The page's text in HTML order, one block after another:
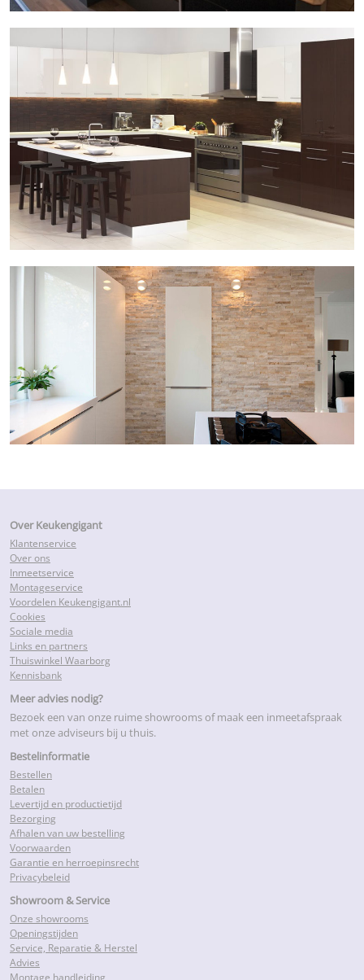
Over Keukengigant
Klantenservice
Over ons
Inmeetservice
Montageservice
Voordelen Keukengigant.nl
Cookies
Sociale media
Links en partners
Thuiswinkel Waarborg
Kennisbank
Meer advies nodig?
Bezoek een van onze ruime showrooms of maak een inmeetafspraak
met onze adviseurs bij u thuis.
Bestelinformatie
Bestellen
Betalen
Levertijd en productietijd
Bezorging
Afhalen van uw bestelling
Voorwaarden
Garantie en herroepinsrecht
Privacybeleid
Showroom & Service
Onze showrooms
Openingstijden
Service, Reparatie & Herstel
Advies
Montage handleiding